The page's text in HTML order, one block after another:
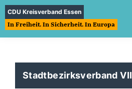
CDU Kreisverband Essen
In Freiheit. In Sicherheit. In Europa
Stadtbezirksverband VII